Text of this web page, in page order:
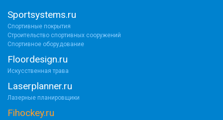
Sportsystems.ru
Спортивные покрытия
Строительство спортивных сооружений
Спортивное оборудование
Floordesign.ru
Искусственная трава
Laserplanner.ru
Лазерные планировщики
Fihockey.ru